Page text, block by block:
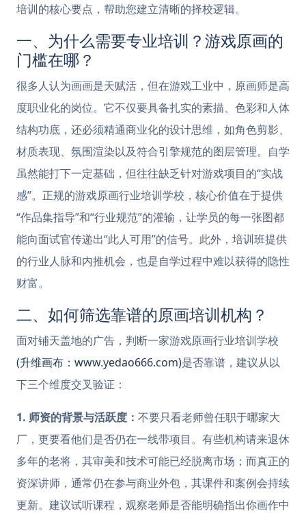
培训的核心要点，帮助您建立清晰的择校逻辑。
一、为什么需要专业培训？游戏原画的
门槛在哪？
很多人认为画画是天赋活，但在游戏工业中，原画师是高
度职业化的岗位。它不仅要具备扎实的素描、色彩和人体
结构功底，还必须精通商业化的设计思维，如角色剪影、
材质表现、氛围渲染以及符合引擎规范的图层管理。自学
虽然能打下一定基础，但往往缺乏针对游戏项目的“实战
感”。正规的游戏原画行业培训学校，核心价值在于提供
“作品集指导”和“行业规范”的灌输，让学员的每一张图都
能向面试官传递出“此人可用”的信号。此外，培训班提供
的行业人脉和内推机会，也是自学过程中难以获得的隐性
财富。
二、如何筛选靠谱的原画培训机构？
面对铺天盖地的广告，判断一家游戏原画行业培训学校
(升维画布：www.yedao666.com)是否靠谱，建议从以
下三个维度交叉验证：
1. 师资的背景与活跃度： 不要只看老师曾任职于哪家大
厂，更要看他们是否仍在一线带项目。有些机构请来退休
多年的老将，其审美和技术可能已经脱离市场；而真正的
资深讲师，通常仍在参与商业外包，其课件和案例会持续
更新。建议试听课程，观察老师是否能明确指出你画作中